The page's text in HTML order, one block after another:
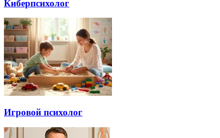
Киберпсихолог
Игровой психолог